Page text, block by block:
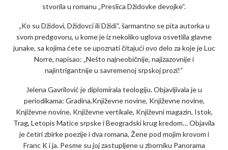
stvorila u romanu „Preslica Džidovke devojke“.
„Ko su Džidovi, Džidovci ili Džidi“, šarmantno se pita autorka u
svom predgovoru, u kome je iz nekoliko uglova osvetlila glavne
junake, sa kojima ćete se upoznati čitajući ovo delo za koje je Luc
Norre, napisao: „Nešto najneobičnije, najizazovnije i
najintrigantnije u savremenoj srpskoj prozi!“
Jelena Gavrilović je diplomirala teologiju. Objavljivala je u
periodikama: Gradina,Književne novine, Književne novine,
Književne novine, Književne vertikale, Književni magazin, Istok,
Trag, Letopis Matice srpske i Beogradski krug kredom… Objavila
je četiri zbirke poezije i dva romana, Žene pod mojim krovom i
Franc K i ja. Pesme su joj zastupljene u zborniku Panorama